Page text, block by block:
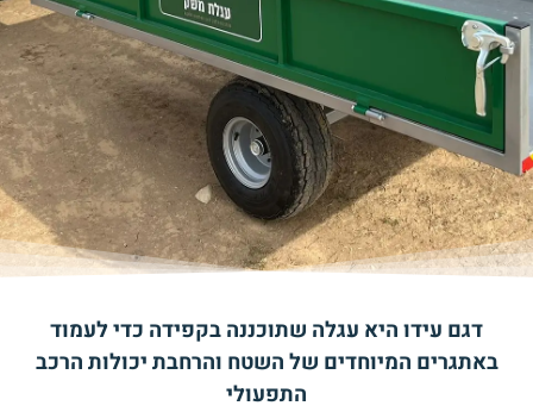
הוסף קו תחתון לקישורים
font_download סמן קישורים
לאפס
את
כל
האפשרויות
cached
דגם עידו היא עגלה שתוכננה בקפידה כדי לעמוד
באתגרים המיוחדים של השטח והרחבת יכולות הרכב
התפעולי